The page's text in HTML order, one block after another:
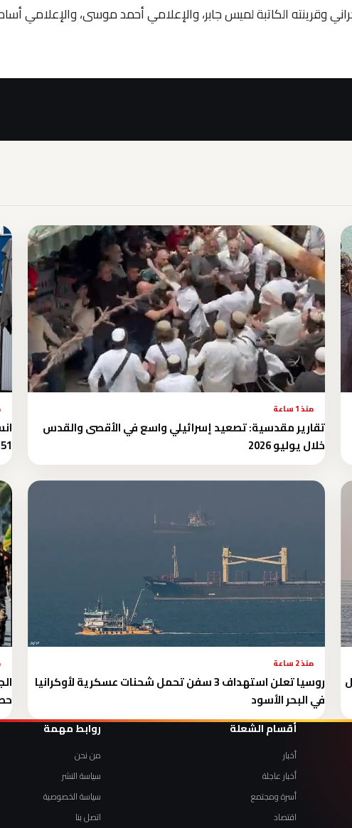
وقرينته الكاتبة لميس جابر، والإعلامي أحمد موسى، والإعلامي
منذ 1 ساعة
تقارير مقدسية: تصعيد إسرائيلي واسع في الأقصى والقدس
خلال يوليو 2026
51 فلسطينيًا
منذ 2 ساعة
روسيا تعلن استهداف 3 سفن تحمل شحنات عسكرية لأوكرانيا
في البحر الأسود
أقسام الشعلة
أخبار
أخبار عاجلة
أسرة ومجتمع
اقتصاد
روابط مهمة
من نحن
سياسة النشر
سياسة الخصوصية
اتصل بنا